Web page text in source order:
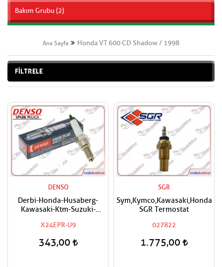
Bakım Grubu (2)
Ana Sayfa Honda VT 600 CD Shadow / 1998
FİLTRELE
DENSO
Derbi-Honda-Husaberg-
Kawasaki-Ktm-Suzuki-
Denso Buji
X24EPR-U9
343,00
SGR
Sym,Kymco,Kawasaki,Honda
SGR Termostat
027822
1.775,00